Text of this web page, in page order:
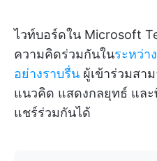
ไวท์บอร์ดใน Microsoft
ความคิดร่วมกันในระหว่า
อย่างราบรื่น ผู้เข้าร่วมสา
แนวคิด แสดงกลยุทธ์ แล
แชร์ร่วมกันได้